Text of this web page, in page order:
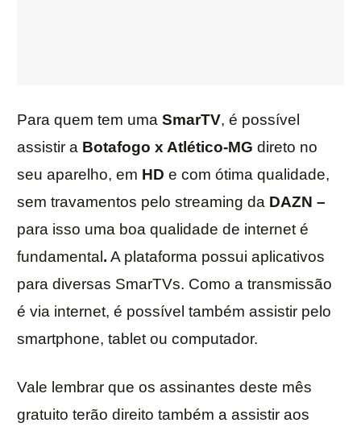
Para quem tem uma SmarTV, é possível
assistir a Botafogo x Atlético-MG direto no
seu aparelho, em HD e com ótima qualidade,
sem travamentos pelo streaming da DAZN –
para isso uma boa qualidade de internet é
fundamental . A plataforma possui aplicativos
para diversas SmarTVs. Como a transmissão
é via internet, é possível também assistir pelo
smartphone, tablet ou computador.
Vale lembrar que os assinantes deste mês
gratuito terão direito também a assistir aos